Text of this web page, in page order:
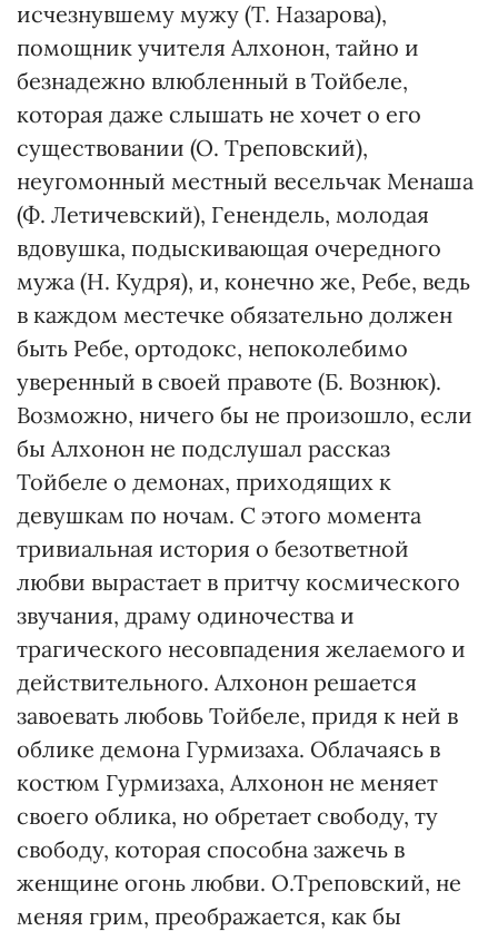
исчезнувшему мужу (Т. Назарова),
помощник учителя Алхонон, тайно и
безнадежно влюбленный в Тойбеле,
которая даже слышать не хочет о его
существовании (О. Треповский),
неугомонный местный весельчак Менаша
(Ф. Летичевский), Генендель, молодая
вдовушка, подыскивающая очередного
мужа (Н. Кудря), и, конечно же, Ребе, ведь
в каждом местечке обязательно должен
быть Ребе, ортодокс, непоколебимо
уверенный в своей правоте (Б. Вознюк).
Возможно, ничего бы не произошло, если
бы Алхонон не подслушал рассказ
Тойбеле о демонах, приходящих к
девушкам по ночам. С этого момента
тривиальная история о безответной
любви вырастает в притчу космического
звучания, драму одиночества и
трагического несовпадения желаемого и
действительного. Алхонон решается
завоевать любовь Тойбеле, придя к ней в
облике демона Гурмизаха. Облачаясь в
костюм Гурмизаха, Алхонон не меняет
своего облика, но обретает свободу, ту
свободу, которая способна зажечь в
женщине огонь любви. О.Треповский, не
меняя грим, преображается, как бы